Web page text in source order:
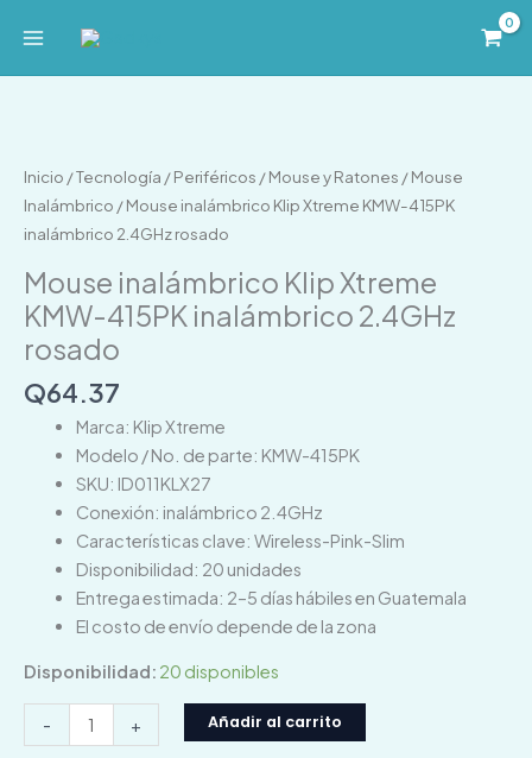
Inicio /Tecnología /Periféricos /Mouse y Ratones /Mouse
Inalámbrico / Mouse inalámbrico Klip Xtreme KMW-415PK
inalámbrico 2.4GHz rosado
Mouse inalámbrico Klip Xtreme
KMW-415PK inalámbrico 2.4GHz
rosado
Q64.37
Marca: Klip Xtreme
Modelo / No. de parte: KMW-415PK
SKU: ID011KLX27
Conexión: inalámbrico 2.4GHz
Características clave: Wireless-Pink-Slim
Disponibilidad: 20 unidades
Entrega estimada: 2–5 días hábiles en Guatemala
El costo de envío depende de la zona
Disponibilidad: 20 disponibles
-
Klip
Xtreme
KMW-
inalámbrico
2.4GHz
rosado
+ Añadir al carrito